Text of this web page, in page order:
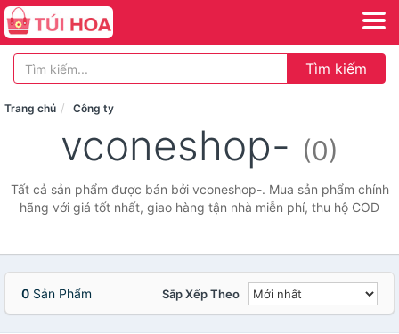
Tìm kiếm
Trang chủ Công ty
vconeshop- (0)
Tất cả sản phẩm được bán bởi vconeshop-. Mua sản phẩm chính
hãng với giá tốt nhất, giao hàng tận nhà miễn phí, thu hộ COD
0 Sản Phẩm Sắp Xếp Theo